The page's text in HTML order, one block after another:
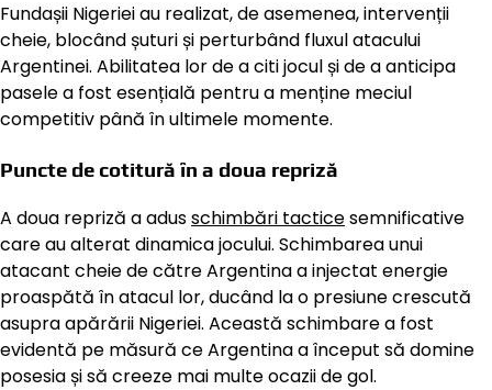
Fundașii Nigeriei au realizat, de asemenea, intervenții
cheie, blocând șuturi și perturbând fluxul atacului
Argentinei. Abilitatea lor de a citi jocul și de a anticipa
pasele a fost esențială pentru a menține meciul
competitiv până în ultimele momente.
Puncte de cotitură în a doua repriză
A doua repriză a adusschimbări tacticesemnificative
care au alterat dinamica jocului. Schimbarea unui
atacant cheie de către Argentina a injectat energie
proaspătă în atacul lor, ducând la o presiune crescută
asupra apărării Nigeriei. Această schimbare a fost
evidentă pe măsură ce Argentina a început să domine
posesia și să creeze mai multe ocazii de gol.